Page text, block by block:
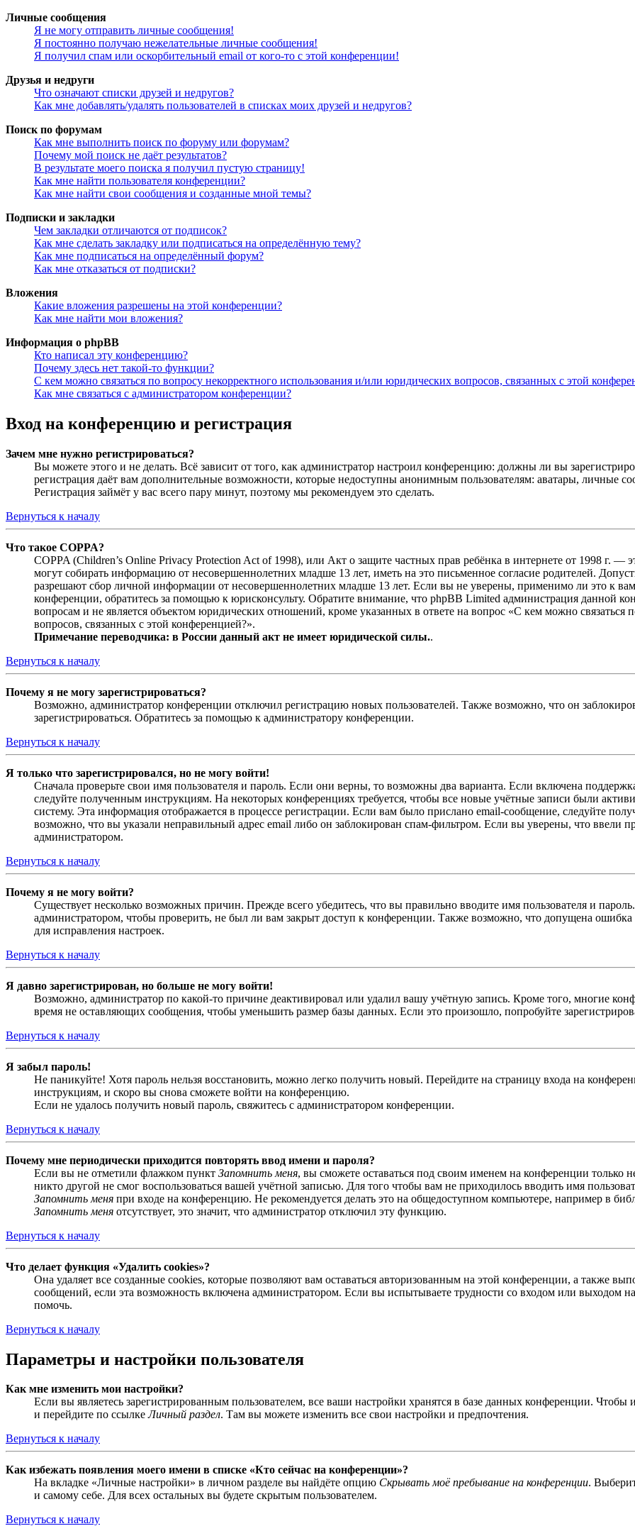
Личные сообщения
Я не могу отправить личные сообщения!
Я постоянно получаю нежелательные личные сообщения!
Я получил спам или оскорбительный email от кого-то с этой конференции!
Друзья и недруги
Что означают списки друзей и недругов?
Как мне добавлять/удалять пользователей в списках моих друзей и недругов?
Поиск по форумам
Как мне выполнить поиск по форуму или форумам?
Почему мой поиск не даёт результатов?
В результате моего поиска я получил пустую страницу!
Как мне найти пользователя конференции?
Как мне найти свои сообщения и созданные мной темы?
Подписки и закладки
Чем закладки отличаются от подписок?
Как мне сделать закладку или подписаться на определённую тему?
Как мне подписаться на определённый форум?
Как мне отказаться от подписки?
Вложения
Какие вложения разрешены на этой конференции?
Как мне найти мои вложения?
Информация о phpBB
Кто написал эту конференцию?
Почему здесь нет такой-то функции?
С кем можно связаться по вопросу некорректного использования и/или юридических вопросов, связанных с этой
Как мне связаться с администратором конференции?
Вход на конференцию и регистрация
Зачем мне нужно регистрироваться?
Вы можете этого и не делать. Всё зависит от того, как администратор настроил конференцию: должны ли вы
регистрация даёт вам дополнительные возможности, которые недоступны анонимным пользователям: аватары, личные
Регистрация займёт у вас всего пару минут, поэтому мы рекомендуем это сделать.
Вернуться к началу
Что такое COPPA?
COPPA (Children’s Online Privacy Protection Act of 1998), или Акт о защите частных прав ребёнка в интернете от 1998 г.
могут собирать информацию от несовершеннолетних младше 13 лет, иметь на это письменное согласие родителей.
разрешают сбор личной информации от несовершеннолетних младше 13 лет. Если вы не уверены, применимо ли это к
конференции, обратитесь за помощью к юрисконсульту. Обратите внимание, что phpBB Limited администрация данной
вопросам и не является объектом юридических отношений, кроме указанных в ответе на вопрос «С кем можно связаться
вопросов, связанных с этой конференцией?».
Примечание переводчика: в России данный акт не имеет юридической силы..
Вернуться к началу
Почему я не могу зарегистрироваться?
Возможно, администратор конференции отключил регистрацию новых пользователей. Также возможно, что он
зарегистрироваться. Обратитесь за помощью к администратору конференции.
Вернуться к началу
Я только что зарегистрировался, но не могу войти!
Сначала проверьте свои имя пользователя и пароль. Если они верны, то возможны два варианта. Если включена
следуйте полученным инструкциям. На некоторых конференциях требуется, чтобы все новые учётные записи были
систему. Эта информация отображается в процессе регистрации. Если вам было прислано email-сообщение, следуйте
возможно, что вы указали неправильный адрес email либо он заблокирован спам-фильтром. Если вы уверены, что ввели
администратором.
Вернуться к началу
Почему я не могу войти?
Существует несколько возможных причин. Прежде всего убедитесь, что вы правильно вводите имя пользователя и
администратором, чтобы проверить, не был ли вам закрыт доступ к конференции. Также возможно, что допущена
для исправления настроек.
Вернуться к началу
Я давно зарегистрирован, но больше не могу войти!
Возможно, администратор по какой-то причине деактивировал или удалил вашу учётную запись. Кроме того, многие
время не оставляющих сообщения, чтобы уменьшить размер базы данных. Если это произошло, попробуйте
Вернуться к началу
Я забыл пароль!
Не паникуйте! Хотя пароль нельзя восстановить, можно легко получить новый. Перейдите на страницу входа на
инструкциям, и скоро вы снова сможете войти на конференцию.
Если не удалось получить новый пароль, свяжитесь с администратором конференции.
Вернуться к началу
Почему мне периодически приходится повторять ввод имени и пароля?
Если вы не отметили флажком пункт Запомнить меня, вы сможете оставаться под своим именем на конференции только
никто другой не смог воспользоваться вашей учётной записью. Для того чтобы вам не приходилось вводить имя
Запомнить меня при входе на конференцию. Не рекомендуется делать это на общедоступном компьютере, например в
Запомнить меня отсутствует, это значит, что администратор отключил эту функцию.
Вернуться к началу
Что делает функция «Удалить cookies»?
Она удаляет все созданные cookies, которые позволяют вам оставаться авторизованным на этой конференции, а также
сообщений, если эта возможность включена администратором. Если вы испытываете трудности со входом или выходом
помочь.
Вернуться к началу
Параметры и настройки пользователя
Как мне изменить мои настройки?
Если вы являетесь зарегистрированным пользователем, все ваши настройки хранятся в базе данных конференции.
и перейдите по ссылкеЛичный раздел. Там вы можете изменить все свои настройки и предпочтения.
Вернуться к началу
Как избежать появления моего имени в списке «Кто сейчас на конференции»?
На вкладке «Личные настройки» в личном разделе вы найдёте опцию Скрывать моё пребывание на конференции.
и самому себе. Для всех остальных вы будете скрытым пользователем.
Вернуться к началу